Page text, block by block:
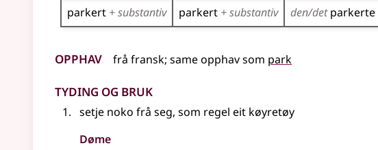
parkert + substantiv parkert + substantiv den/detparkerte
Opphav frå fransk; same opphav som park
Tyding og bruk
setje noko frå seg, som regel eit køyretøy
Døme